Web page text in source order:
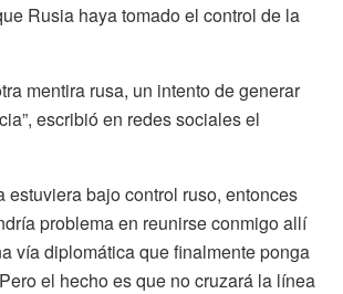
Rusia haya tomado el control de la
mentira rusa, un intento de generar
escribió en redes sociales el
estuviera bajo control ruso, entonces
problema en reunirse conmigo allí
vía diplomática que finalmente ponga
el hecho es que no cruzará la línea